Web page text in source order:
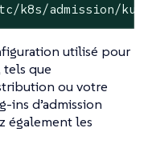
k8s/admission/
utilisé pour
tels que
ou votre
ins d’admission
également les